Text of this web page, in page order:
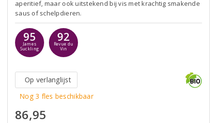
aperitief, maar ook uitstekend bij vis met krachtig smakende
saus of schelpdieren.
95
James
Suckling
92
Revue du
Vin
Op verlanglijst
Nog 3 fles beschikbaar
86,95